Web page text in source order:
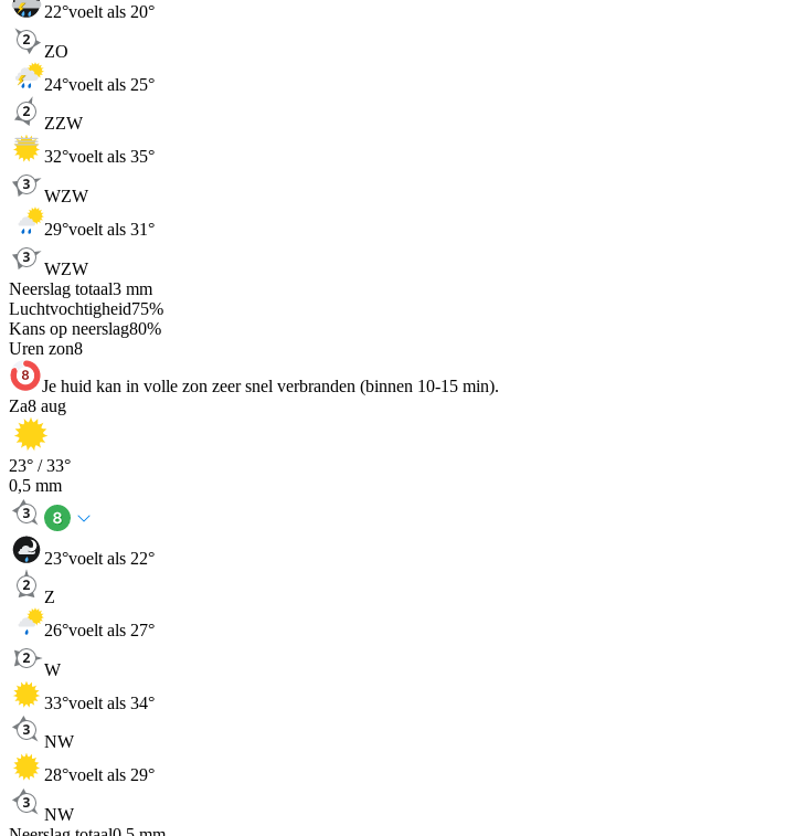
22°voelt als 20°
ZO
24°voelt als 25°
ZZW
32°voelt als 35°
WZW
29°voelt als 31°
WZW
Neerslag totaal3 mm
Luchtvochtigheid75%
Kans op neerslag80%
Uren zon8
Je huid kan in volle zon zeer snel verbranden (binnen 10-15 min).
Za8 aug
23° /33°
0,5 mm
23°voelt als 22°
Z
26°voelt als 27°
W
33°voelt als 34°
NW
28°voelt als 29°
NW